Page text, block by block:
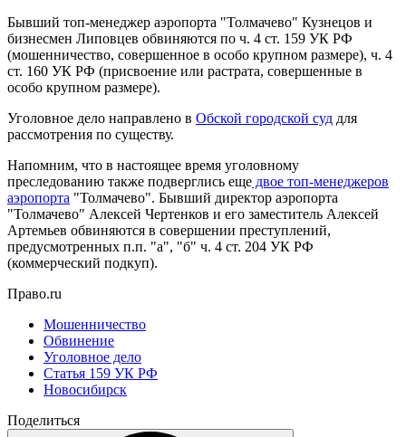
Бывший топ-менеджер аэропорта "Толмачево" Кузнецов и
бизнесмен Липовцев обвиняются по ч. 4 ст. 159 УК РФ
(мошенничество, совершенное в особо крупном размере), ч. 4
ст. 160 УК РФ (присвоение или растрата, совершенные в
особо крупном размере).
Уголовное дело направлено в Обской городской суд для
рассмотрения по существу.
Напомним, что в настоящее время уголовному
преследованию также подверглись еще двое топ-менеджеров
аэропорта "Толмачево". Бывший директор аэропорта
"Толмачево" Алексей Чертенков и его заместитель Алексей
Артемьев обвиняются в совершении преступлений,
предусмотренных п.п. "а", "б" ч. 4 ст. 204 УК РФ
(коммерческий подкуп).
Право.ru
Мошенничество
Обвинение
Уголовное дело
Статья 159 УК РФ
Новосибирск
Поделиться